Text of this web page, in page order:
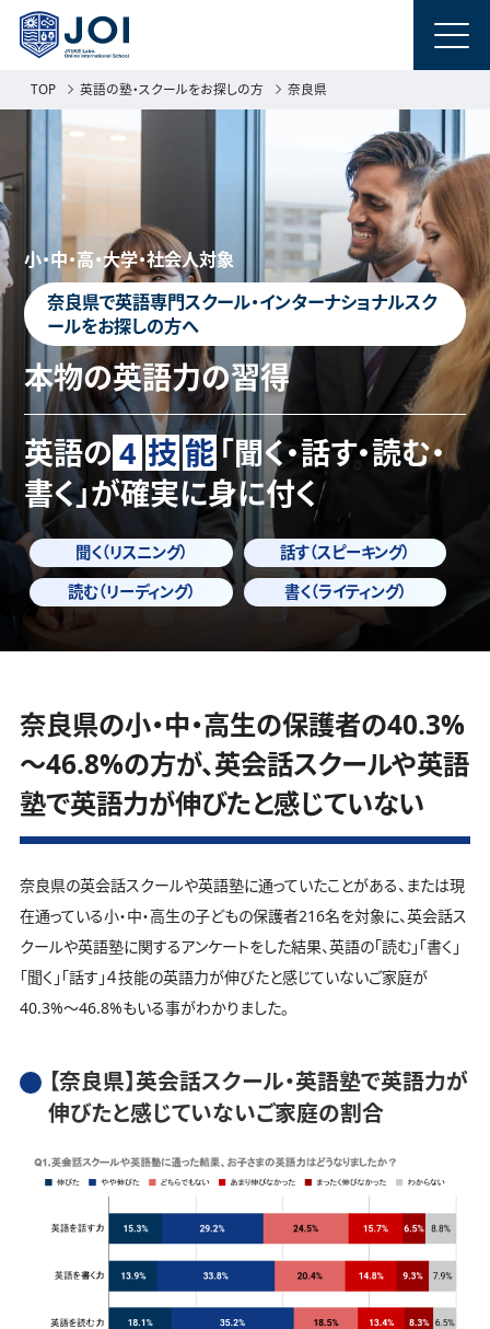
TOP 英語の塾・スクールをお探しの方 奈良県
小・中・高・大学・社会人対象
奈良県で英語専門スクール・インターナショナルスク
ールをお探しの方へ
本物の英語力の習得
英語の 4 技能 「聞く・話す・読む・
書く」が確実に身に付く
聞く（リスニング）
話す（スピーキング）
読む（リーディング）
書く（ライティング）
奈良県の小・中・高生の保護者の40.3%
～46.8%の方が、英会話スクールや英語
塾で英語力が伸びたと感じていない
奈良県の英会話スクールや英語塾に通っていたことがある、または現
在通っている小・中・高生の子どもの保護者216名を対象に、英会話ス
クールや英語塾に関するアンケートをした結果、英語の「読む」「書く」
「聞く」「話す」４技能の英語力が伸びたと感じていないご家庭が
40.3%～46.8%もいる事がわかりました。
【奈良県】英会話スクール・英語塾で英語力が
伸びたと感じていないご家庭の割合